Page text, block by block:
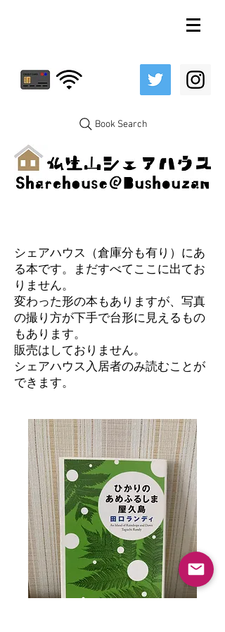
Book Search
シェアハウス（倉庫分も有り）にあ
る本です。まだすべてここに出てお
りません。
変わった形の本もありますが、写真
の撮り方が下手で台形に見えるもの
もあります。
​販売はしておりません。
シェアハウス入居者のみ読むことが
できます。